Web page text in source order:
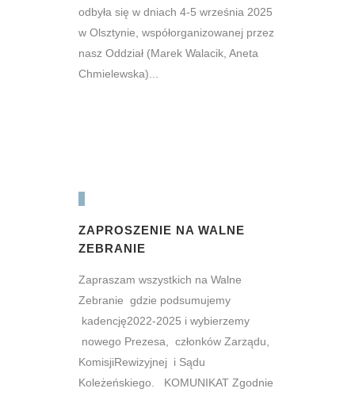
odbyła się w dniach 4-5 września 2025
w Olsztynie, współorganizowanej przez
nasz Oddział (Marek Walacik, Aneta
Chmielewska)...
ZAPROSZENIE NA WALNE
ZEBRANIE
Zapraszam wszystkich na Walne
Zebranie gdzie podsumujemy
kadencję2022-2025 i wybierzemy
nowego Prezesa, członków Zarządu,
KomisjiRewizyjnej i Sądu
Koleżeńskiego. KOMUNIKAT Zgodnie